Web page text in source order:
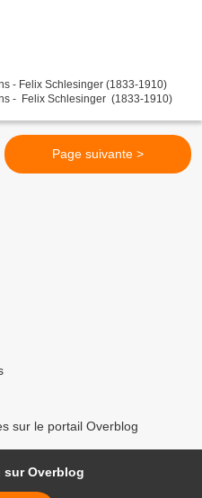
- Felix Schlesinger (1833-1910)
lapins, lièvres en peinture et illustrations - Felix Schlesinger (1833-1910)
Page suivante >
sur le portail Overblog
sur Overblog